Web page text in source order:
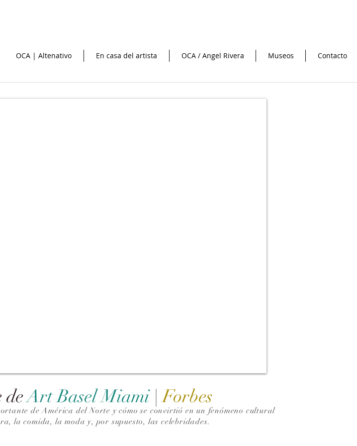
OCA | Altenativo En casa del artista OCA / Angel Rivera Museos Contacto
deArt Basel Miami |Forbes
de América del Norte y cómo se convirtió en un fenómeno cultural
la comida, la moda y, por supuesto, las celebridades.